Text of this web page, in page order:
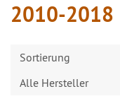
2010-2018
Sortierung
Alle Hersteller